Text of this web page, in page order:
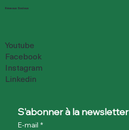
Youtube
Facebook
Instagram
Linkedin
Réseaux Sociaux
S'abonner à la newsletter
E-mail *